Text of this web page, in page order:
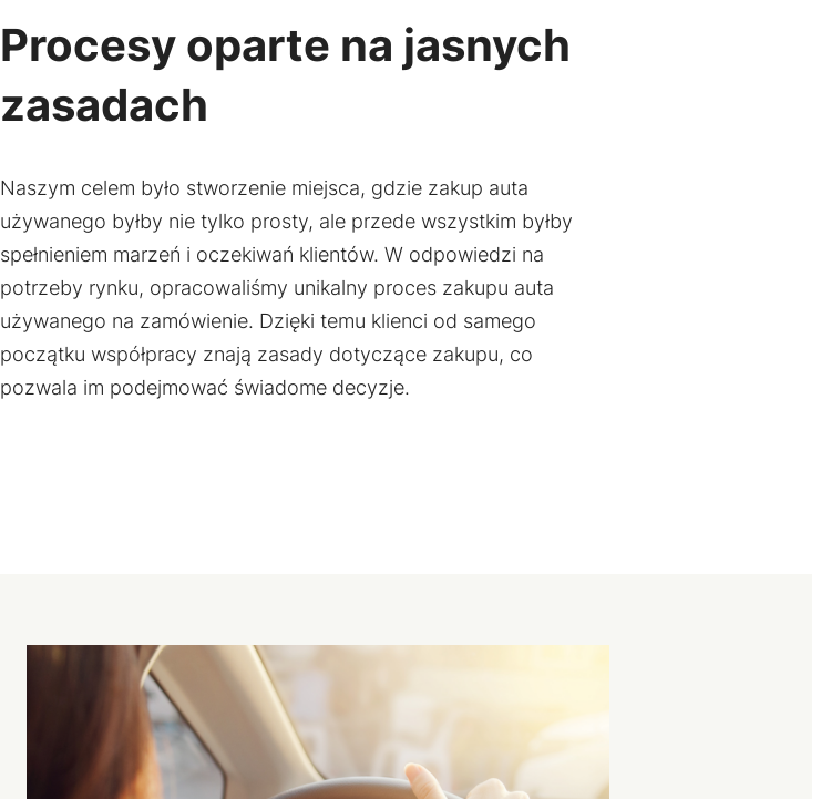
Procesy oparte na jasnych
zasadach
Naszym celem było stworzenie miejsca, gdzie zakup auta
używanego byłby nie tylko prosty, ale przede wszystkim byłby
spełnieniem marzeń i oczekiwań klientów. W odpowiedzi na
potrzeby rynku, opracowaliśmy unikalny proces zakupu auta
używanego na zamówienie. Dzięki temu klienci od samego
początku współpracy znają zasady dotyczące zakupu, co
pozwala im podejmować świadome decyzje.
Marketing
Udostępniając
swoje
podczas
odwiedzania naszej
strony, zwiększasz
szansę na
zobaczenie
spersonalizowanych
treści i ofert.